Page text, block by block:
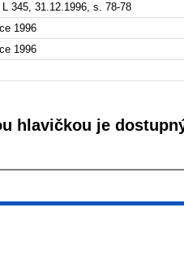
345, 31.12.1996, s. 78-78
1996
1996
hlavičkou je